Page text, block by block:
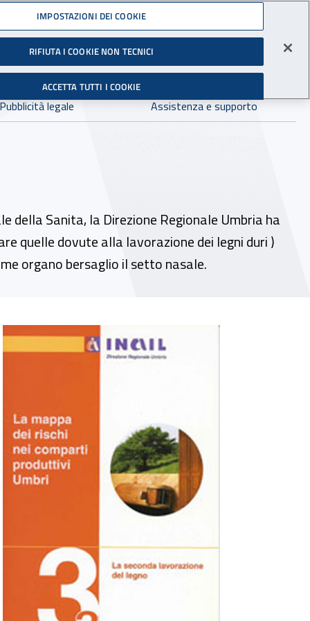
Infortuni sul Lavoro
Facebook - Sito esterno - Apertura in nuova finestra
X - Sito esterno - Apertura in nuova finestra
Instagram - Sito esterno - Apertura in
Linkedin - Sito esterno -
Youtube - Sito esterno -
Tiktok - SitoSpreaker -
Dove cercare:
in:tutto INAIL.it
Pubblicità legale Assistenza e supporto
della Sanita, la Direzione Regionale Umbria ha
quelle dovute alla lavorazione dei legni duri )
organo bersaglio il setto nasale.
IMPOSTAZIONI DEI COOKIE
RIFIUTA I COOKIE NON TECNICI
ACCETTA TUTTI I COOKIE